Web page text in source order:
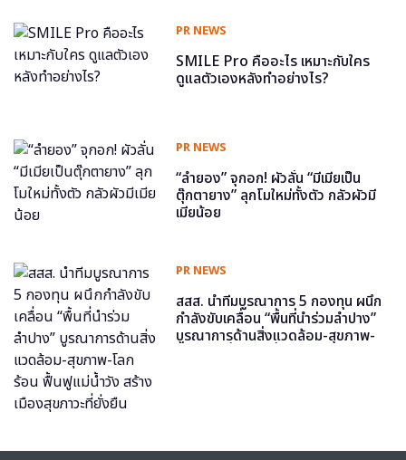
PR NEWS
SMILE Pro คืออะไร เหมาะกับใคร
ดูแลตัวเองหลังทำอย่างไร?
PR NEWS
“ลำยอง” จุกอก! ผัวลั่น “มีเมียเป็น
ตุ๊กตายาง” ลุกโมใหม่ทั้งตัว กลัวผัวมี
เมียน้อย
PR NEWS
สสส. นำทีมบูรณาการ 5 กองทุน ผนึก
กำลังขับเคลื่อน “พื้นที่นำร่วมลำปาง”
บูรณาการด้านสิ่งแวดล้อม-สุขภาพ-